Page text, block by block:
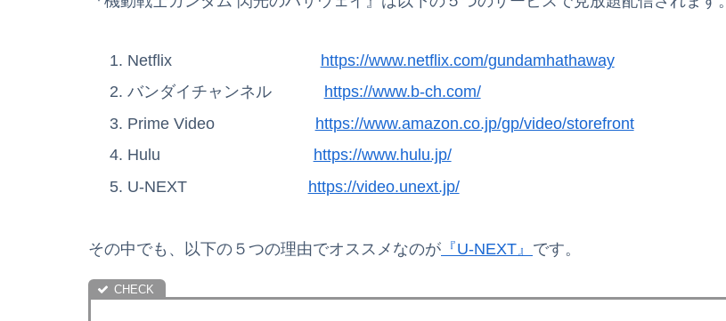
Netflix https://www.netflix.com/gundamhathaway
バンダイチャンネル
https://www.b-ch.com/
Prime Video https://www.amazon.co.jp/gp/video/storefront
Hulu
https://www.hulu.jp/
U-NEXT https://video.unext.jp/
その中でも、以下の５つの理由でオススメなのが 『U-NEXT』 です。